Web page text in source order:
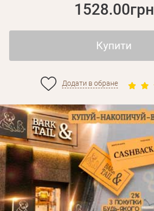
1528.00грн
Купити
Додати в обране